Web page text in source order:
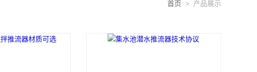
首页 > 产品展示